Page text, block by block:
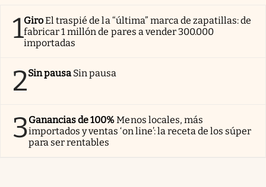
1GiroEl traspié de la “última” marca de zapatillas: de
fabricar 1 millón de pares a vender 300.000
importadas
2Sin pausa Sin pausa
3Ganancias de 100%Menos locales, más
importados y ventas ‘on line’: la receta de los súper
para ser rentables